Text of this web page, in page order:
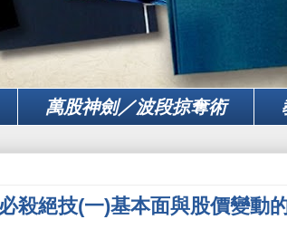
萬股神劍／波段掠奪術
殺絕技(一)基本面與股價變動